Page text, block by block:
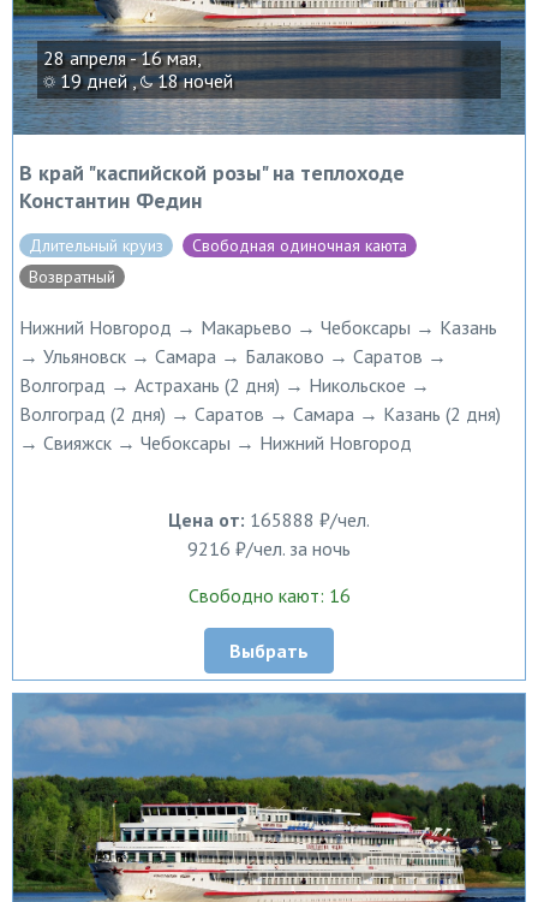
28 апреля - 16 мая,
19 дней , 18 ночей
В край "каспийской розы" на теплоходе
Константин Федин
Длительный круиз
Свободная одиночная каюта
Возвратный
Нижний Новгород → Макарьево → Чебоксары → Казань
→ Ульяновск → Самара → Балаково → Саратов →
Волгоград → Астрахань (2 дня) → Никольское →
Волгоград (2 дня) → Саратов → Самара → Казань (2 дня)
→ Свияжск → Чебоксары → Нижний Новгород
Цена от: 165888 ₽/чел.
9216 ₽/чел. за ночь
Свободно кают: 16
Выбрать